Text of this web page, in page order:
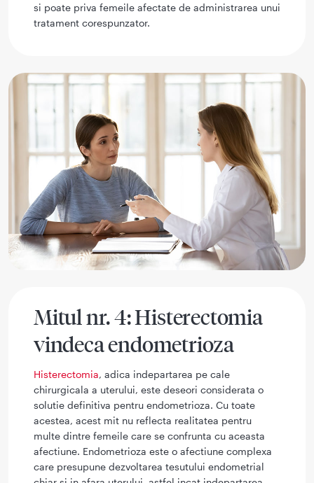
si poate priva femeile afectate de administrarea unui
tratament corespunzator.
Mitul nr. 4: Histerectomia
vindeca endometrioza
Histerectomia, adica indepartarea pe cale
chirurgicala a uterului, este deseori considerata o
solutie definitiva pentru endometrioza. Cu toate
acestea, acest mit nu reflecta realitatea pentru
multe dintre femeile care se confrunta cu aceasta
afectiune. Endometrioza este o afectiune complexa
care presupune dezvoltarea tesutului endometrial